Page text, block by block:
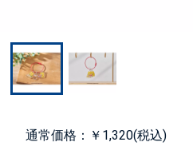
通常価格：￥1,320(税込)